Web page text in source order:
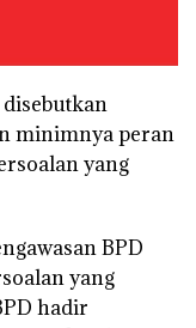
disebutkan
minimnya peran
yang
BPD
yang
hadir